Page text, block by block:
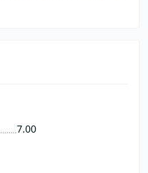
7.00